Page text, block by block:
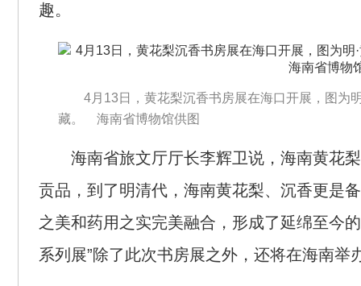
趣。
4月13日，黄花梨沉香书房展在海口开展，图为
藏。 海南省博物馆供图
海南省旅文厅厅长李辉卫说，海南黄花梨
贡品，到了明清代，海南黄花梨、沉香更是
之美和药用之实完美融合，形成了延绵至今
系列展”除了此次书房展之外，还将在海南